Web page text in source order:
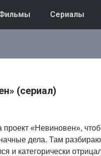
Сериалы
(сериал)
проект «Невиновен»,
дела. Там
и категорически